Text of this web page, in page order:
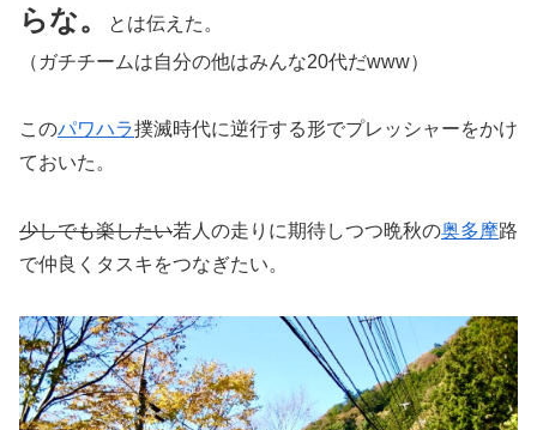
らな。
とは伝えた。
（ガチチームは自分の他はみんな20代だwww）
このパワハラ撲滅時代に逆行する形でプレッシャーをかけ
ておいた。
少しでも楽したい若人の走りに期待しつつ晩秋の奥多摩路
で仲良くタスキをつなぎたい。